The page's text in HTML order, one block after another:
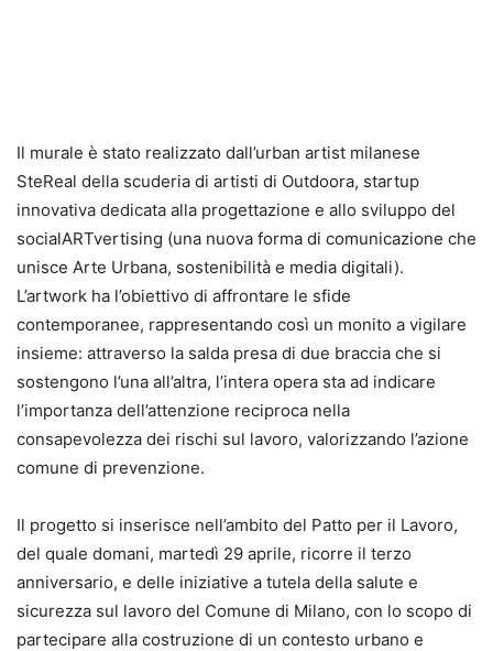
Il murale è stato realizzato dall’urban artist milanese
SteReal della scuderia di artisti di Outdoora, startup
innovativa dedicata alla progettazione e allo sviluppo del
socialARTvertising (una nuova forma di comunicazione che
unisce Arte Urbana, sostenibilità e media digitali).
L’artwork ha l’obiettivo di affrontare le sfide
contemporanee, rappresentando così un monito a vigilare
insieme: attraverso la salda presa di due braccia che si
sostengono l’una all’altra, l’intera opera sta ad indicare
l’importanza dell’attenzione reciproca nella
consapevolezza dei rischi sul lavoro, valorizzando l’azione
comune di prevenzione.
Il progetto si inserisce nell’ambito del Patto per il Lavoro,
del quale domani, martedì 29 aprile, ricorre il terzo
anniversario, e delle iniziative a tutela della salute e
sicurezza sul lavoro del Comune di Milano, con lo scopo di
partecipare alla costruzione di un contesto urbano e